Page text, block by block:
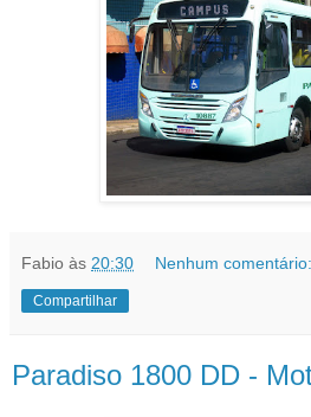
Fabio às 20:30 Nenhum comentário:
Compartilhar
Paradiso 1800 DD -